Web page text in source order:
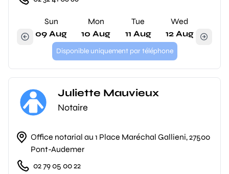
Sun
09 Aug
Mon
10 Aug
Tue
11 Aug
Wed
12 Aug
Disponible uniquement par téléphone
Juliette Mauvieux
Notaire
Office notarial au 1 Place Maréchal Gallieni, 27500
Pont-Audemer
02 79 05 00 22